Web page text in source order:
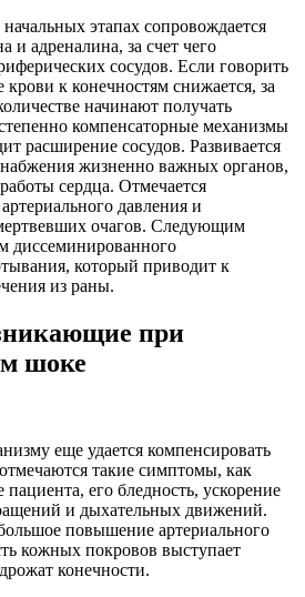
этапах сопровождается
и адреналина, за счет чего
сосудов. Если говорить
крови к конечностям снижается, за
начинают получать
компенсаторные механизмы
расширение сосудов. Развивается
жизненно важных органов,
сердца. Отмечается
давления и
очагов. Следующим
диссеминированного
который приводит к
из раны.
при
шоке
еще удается компенсировать
такие симптомы, как
пациента, его бледность, ускорение
и дыхательных движений.
повышение артериального
кожных покровов выступает
конечности.